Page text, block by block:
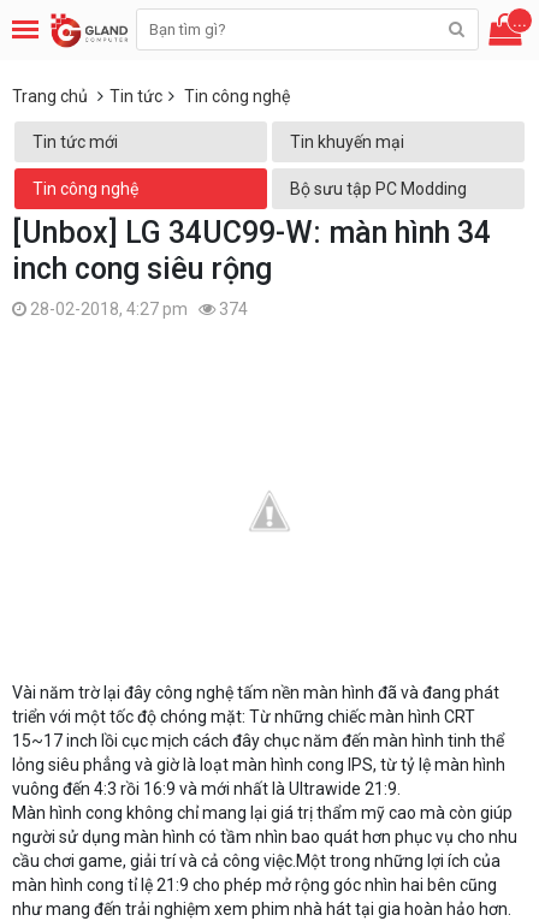
...
Trang chủ Tin tức Tin công nghệ
Tin tức mới Tin khuyến mại
Tin công nghệ Bộ sưu tập PC Modding
[Unbox] LG 34UC99-W: màn hình 34
inch cong siêu rộng
28-02-2018, 4:27 pm 374
Vài năm trờ lại đây công nghệ tấm nền màn hình đã và đang phát
triển với một tốc độ chóng mặt: Từ những chiếc màn hình CRT
15~17 inch lồi cục mịch cách đây chục năm đến màn hình tinh thể
lỏng siêu phẳng và giờ là loạt màn hình cong IPS, từ tỷ lệ màn hình
vuông đến 4:3 rồi 16:9 và mới nhất là Ultrawide 21:9.
Màn hình cong không chỉ mang lại giá trị thẩm mỹ cao mà còn giúp
người sử dụng màn hình có tầm nhìn bao quát hơn phục vụ cho nhu
cầu chơi game, giải trí và cả công việc.Một trong những lợi ích của
màn hình cong tỉ lệ 21:9 cho phép mở rộng góc nhìn hai bên cũng
như mang đến trải nghiệm xem phim nhà hát tại gia hoàn hảo hơn.